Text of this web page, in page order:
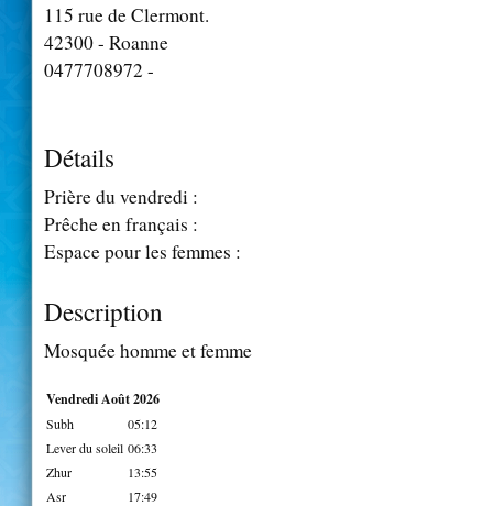
115 rue de Clermont.
42300 - Roanne
0477708972 -
Détails
Prière du vendredi :
Prêche en français :
Espace pour les femmes :
Description
Mosquée homme et femme
Vendredi Août 2026
Subh
05:12
Lever du soleil 06:33
Zhur
13:55
Asr
17:49